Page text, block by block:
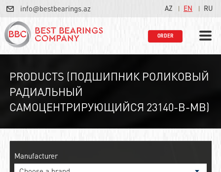
info@bestbearings.az AZ EN RU
ORDER
PRODUCTS (ПОДШИПНИК РОЛИКОВЫЙ
РАДИАЛЬНЫЙ
САМОЦЕНТРИРУЮЩИЙСЯ 23140-B-MB)
Manufacturer